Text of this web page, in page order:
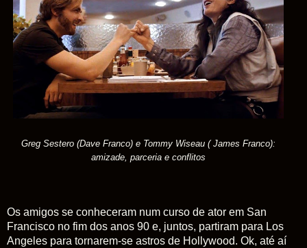
Greg Sestero (Dave Franco) e Tommy Wiseau ( James Franco):
amizade, parceria e conflitos
Os amigos se conheceram num curso de ator em San
Francisco no fim dos anos 90 e, juntos, partiram para Los
Angeles para tornarem-se astros de Hollywood. Ok, até aí